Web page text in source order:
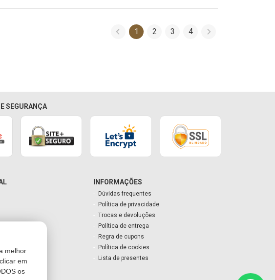
melhor
em
os
1 2 3 4
SEGURANÇA
INFORMAÇÕES
Dúvidas frequentes
Política de privacidade
Trocas e devoluções
Política de entrega
Regra de cupons
Política de cookies
Lista de presentes